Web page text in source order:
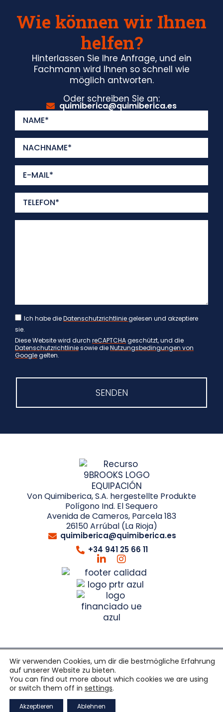
Wie können wir Ihnen
helfen?
Hinterlassen Sie Ihre Anfrage, und ein
Fachmann wird Ihnen so schnell wie
möglich antworten.
Oder schreiben Sie an:
quimiberica@quimiberica.es
Ich habe dieDatenschutzrichtliniegelesen und akzeptiere
sie.
Diese Website wird durch reCAPTCHAgeschützt, und die
Datenschutzrichtliniesowie dieNutzungsbedingungen von
Googlegelten.
SENDEN
Von Quimiberica, S.A. hergestellte Produkte
Polígono Ind. El Sequero
Avenida de Cameros, Parcela 183
26150 Arrúbal (La Rioja)
quimiberica@quimiberica.es
+34 941 25 66 11
© 2026 QUIMIBERICA. Alle Rechte vorbehalten.
Entwickelt von
Allgemeine verkaufsbedingungen
Qualitätspolitik
Rechtlicher hinweis
Cookie-richtlinie
Wir verwenden Cookies, um dir die bestmögliche Erfahrung
auf unserer Website zu bieten.
You can find out more about which cookies we are using
or switch them off in settings.
Akzeptieren Ablehnen